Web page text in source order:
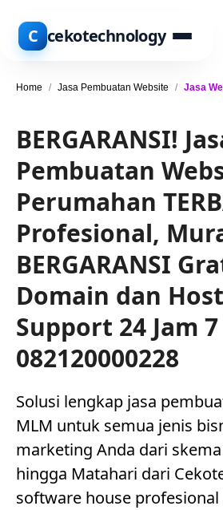
C cekotechnology
Home / Jasa Pembuatan Website / Jasa
BERGARANSI!
Pembuatan
Perumahan
Profesional,
BERGARANSI
Domain dan
Support 24 Jam
082120000228
Solusi lengkap jasa
MLM untuk semua jenis
marketing Anda dari
hingga Matahari dari
software house